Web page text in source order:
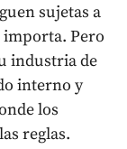
sujetas a
importa. Pero
industria de
interno y
los
reglas.